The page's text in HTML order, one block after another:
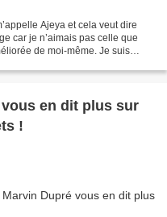
Ajeya et cela veut dire
car je n’aimais pas celle que
de moi-même. Je suis
en dit plus sur
!